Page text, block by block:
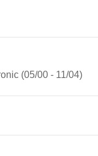
(05/00 - 11/04)